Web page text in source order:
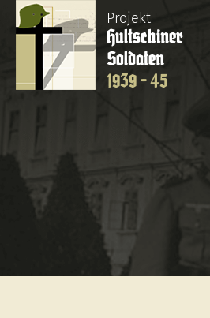
Projekt
Hultschiner
Soldaten
1939 - 45